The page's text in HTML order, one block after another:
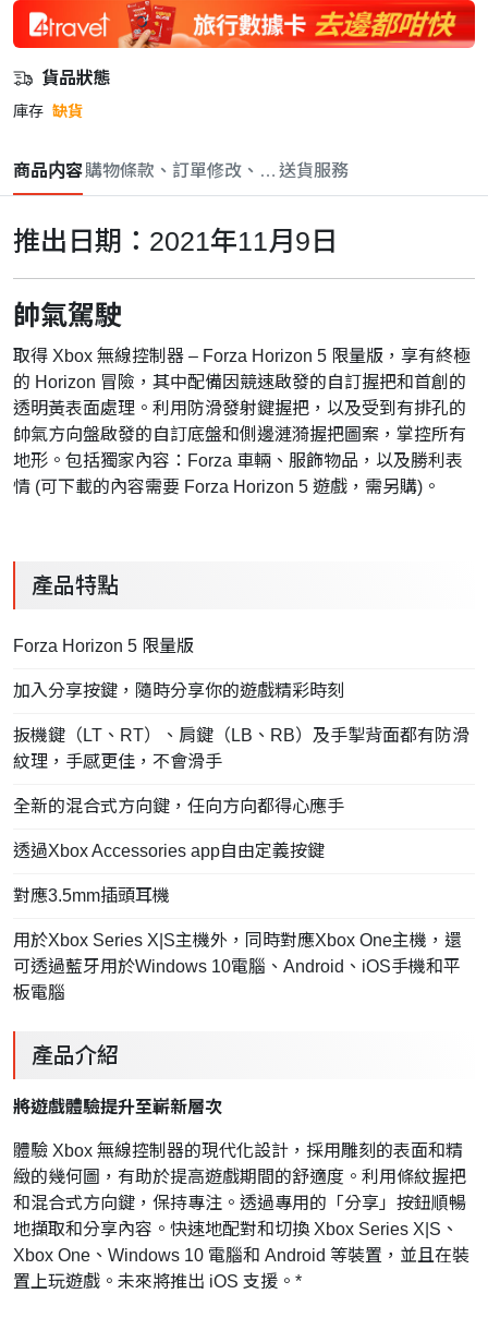
貨品狀態
庫存 缺貨
商品内容購物條款、訂單修改、取消與退款政策
送貨服務
推出日期：2021年11月9日
帥氣駕駛
取得 Xbox 無線控制器 – Forza Horizon 5 限量版，享有終極
的 Horizon 冒險，其中配備因競速啟發的自訂握把和首創的
透明黃表面處理。利用防滑發射鍵握把，以及受到有排孔的
帥氣方向盤啟發的自訂底盤和側邊漣漪握把圖案，掌控所有
地形。包括獨家內容：Forza 車輛、服飾物品，以及勝利表
情 (可下載的內容需要 Forza Horizon 5 遊戲，需另購)。
產品特點
Forza Horizon 5 限量版
加入分享按鍵，隨時分享你的遊戲精彩時刻
扳機鍵（LT、RT）、肩鍵（LB、RB）及手掣背面都有防滑
紋理，手感更佳，不會滑手
全新的混合式方向鍵，任向方向都得心應手
透過Xbox Accessories app自由定義按鍵
對應3.5mm插頭耳機
用於Xbox Series X|S主機外，同時對應Xbox One主機，還
可透過藍牙用於Windows 10電腦、Android、iOS手機和平
板電腦
產品介紹
將遊戲體驗提升至嶄新層次
體驗 Xbox 無線控制器的現代化設計，採用雕刻的表面和精
緻的幾何圖，有助於提高遊戲期間的舒適度。利用條紋握把
和混合式方向鍵，保持專注。透過專用的「分享」按鈕順暢
地擷取和分享內容。快速地配對和切換 Xbox Series X|S、
Xbox One、Windows 10 電腦和 Android 等裝置，並且在裝
置上玩遊戲。未來將推出 iOS 支援。*